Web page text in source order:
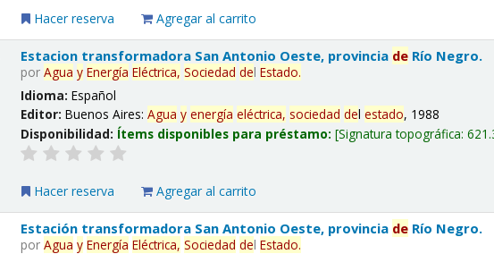
Hacer reserva Agregar al carrito
Estacion transformadora San Antonio Oeste, provincia de Río Negro.
porAgua y Energía Eléctrica, Sociedad delEstado.
Idioma:Español
Editor:Buenos Aires:Agua y energía eléctrica, sociedad delestado, 1988
Disponibilidad: Ítems disponibles para préstamo: Signatura topográfica:
Hacer reserva Agregar al carrito
Estación transformadora San Antonio Oeste, provincia de Río Negro.
porAgua y Energía Eléctrica, Sociedad delEstado.